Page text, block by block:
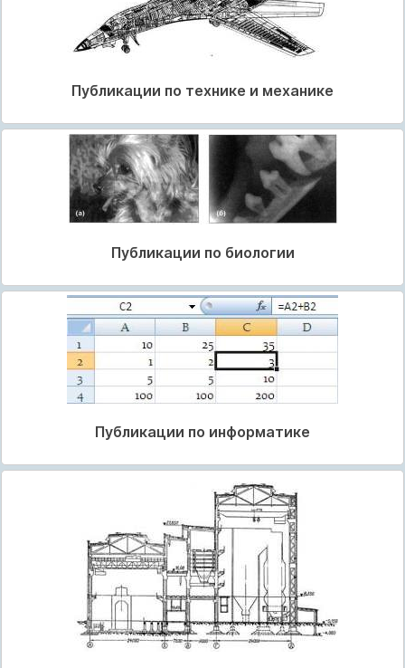
Публикации по технике и механике
Публикации по биологии
Публикации по информатике